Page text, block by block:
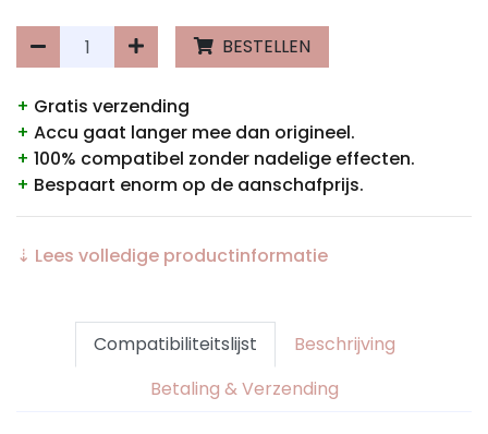
BESTELLEN
+ Gratis verzending
+ Accu gaat langer mee dan origineel.
+ 100% compatibel zonder nadelige effecten.
+ Bespaart enorm op de aanschafprijs.
⇣ Lees volledige productinformatie
Compatibiliteitslijst
Beschrijving
Betaling & Verzending